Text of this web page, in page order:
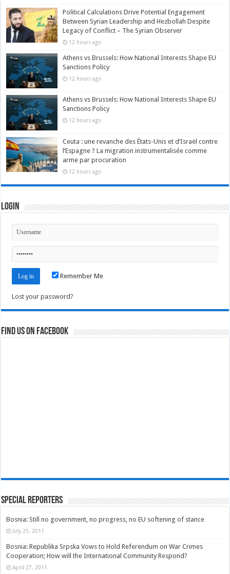
Political Calculations Drive Potential Engagement
Between Syrian Leadership and Hezbollah Despite
Legacy of Conflict – The Syrian Observer
12 hours ago
Athens vs Brussels: How National Interests Shape EU
Sanctions Policy
12 hours ago
Athens vs Brussels: How National Interests Shape EU
Sanctions Policy
12 hours ago
Ceuta : une revanche des États-Unis et d’Israël contre
l’Espagne ? La migration instrumentalisée comme
arme par procuration
12 hours ago
Login
Remember Me
Lost your password?
Find us on Facebook
Special Reporters
Bosnia: Still no government, no progress, no EU softening of stance
July 25, 2011
Bosnia: Republika Srpska Vows to Hold Referendum on War Crimes
Cooperation; How will the International Community Respond?
April 27, 2011